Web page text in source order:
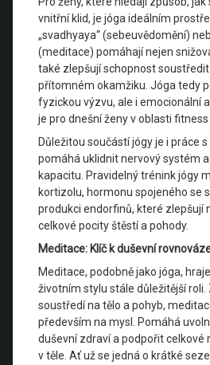
vnitřní klid, je jóga ideálním
„svadhyaya“ (sebeuvědomění)
(meditace) pomáhají nejen
také zlepšují schopnost
přítomném okamžiku. Jóga tedy
fyzickou výzvu, ale i emocionální
je pro dnešní ženy v oblasti fitness
Důležitou součástí jógy je i práce
pomáhá uklidnit nervový systém
kapacitu. Pravidelný trénink jógy
kortizolu, hormonu spojeného se
produkci endorfinů, které zlepšují
celkové pocity štěstí a pohody.
Meditace: Klíč k duševní
Meditace, podobně jako jóga,
životním stylu stále důležitější roli.
soustředí na tělo a pohyb,
především na mysl. Pomáhá
duševní zdraví a podpořit celkové
v těle. Ať už se jedná o krátké